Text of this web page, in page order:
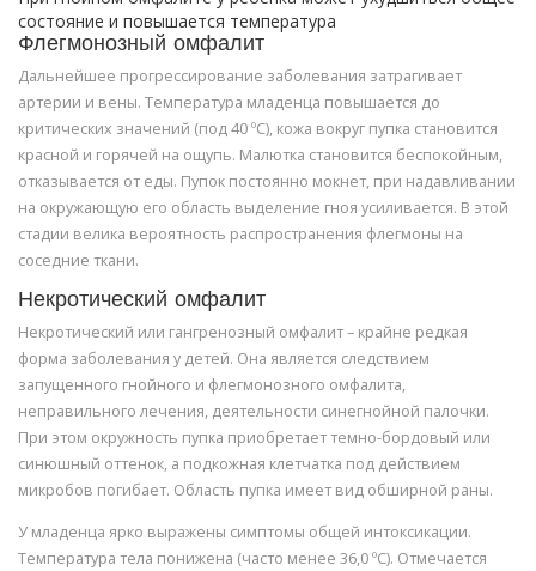
состояние и повышается температура
Флегмонозный омфалит
Дальнейшее прогрессирование заболевания затрагивает
артерии и вены. Температура младенца повышается до
критических значений (под 40 ºС), кожа вокруг пупка становится
красной и горячей на ощупь. Малютка становится беспокойным,
отказывается от еды. Пупок постоянно мокнет, при надавливании
на окружающую его область выделение гноя усиливается. В этой
стадии велика вероятность распространения флегмоны на
соседние ткани.
Некротический омфалит
Некротический или гангренозный омфалит – крайне редкая
форма заболевания у детей. Она является следствием
запущенного гнойного и флегмонозного омфалита,
неправильного лечения, деятельности синегнойной палочки.
При этом окружность пупка приобретает темно-бордовый или
синюшный оттенок, а подкожная клетчатка под действием
микробов погибает. Область пупка имеет вид обширной раны.
У младенца ярко выражены симптомы общей интоксикации.
Температура тела понижена (часто менее 36,0 ºС). Отмечается